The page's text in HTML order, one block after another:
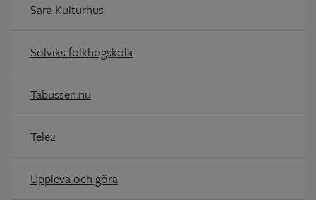
Sara Kulturhus
Solviks folkhögskola
Tabussen.nu
Tele2
Uppleva och göra